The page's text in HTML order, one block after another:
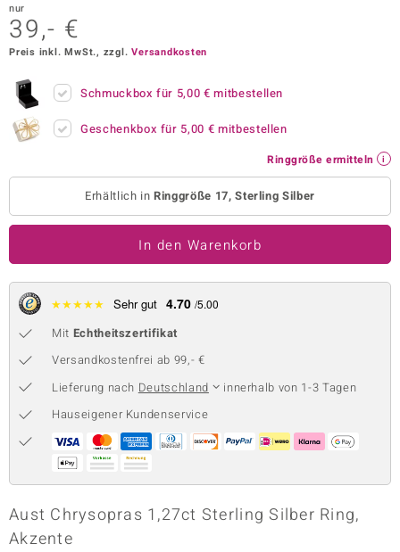
BY DE MELO
Collection
nur
39,- €
Preis inkl. MwSt., zzgl.Versandkosten
Schmuckbox für 5,00 € mitbestellen
Geschenkbox für 5,00 € mitbestellen
Ringgröße ermitteln
Erhältlich inRinggröße 17, Sterling Silber
In den Warenkorb
★★★★★ Sehr gut 4.70 /5.00
Mit Echtheitszertifikat
Versandkostenfrei ab 99,- €
Lieferung nach Deutschland
innerhalb von 1-3 Tagen
Hauseigener Kundenservice
Aust Chrysopras 1,27ct Sterling Silber Ring,
Akzente